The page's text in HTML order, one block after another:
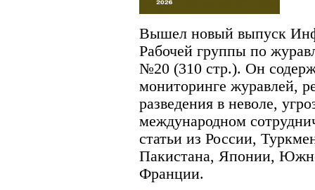
Вышел новый выпуск
Рабочей группы по
№20 (310 стр.). Он
мониторинге журавлей,
разведения в неволе,
международном
статьи из России,
Пакистана, Японии,
Франции.